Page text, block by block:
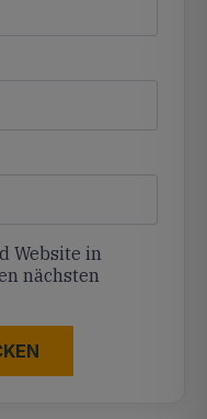
Website in
nächsten